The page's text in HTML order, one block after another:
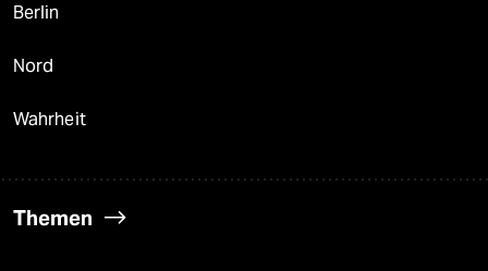
Berlin
Nord
Wahrheit
Themen